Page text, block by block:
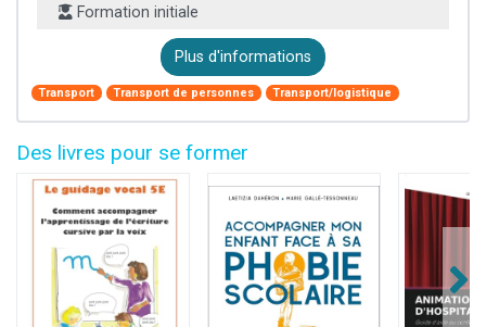
Formation initiale
Plus d'informations
Transport Transport de personnes Transport/logistique
Des livres pour se former